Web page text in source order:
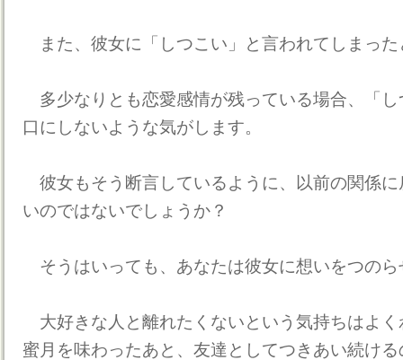
また、彼女に「しつこい」と言われてしまった
多少なりとも恋愛感情が残っている場合、「
口にしないような気がします。
彼女もそう断言しているように、以前の関係
いのではないでしょうか？
そうはいっても、あなたは彼女に想いをつの
大好きな人と離れたくないという気持ちはよ
蜜月を味わったあと、友達としてつきあい続け